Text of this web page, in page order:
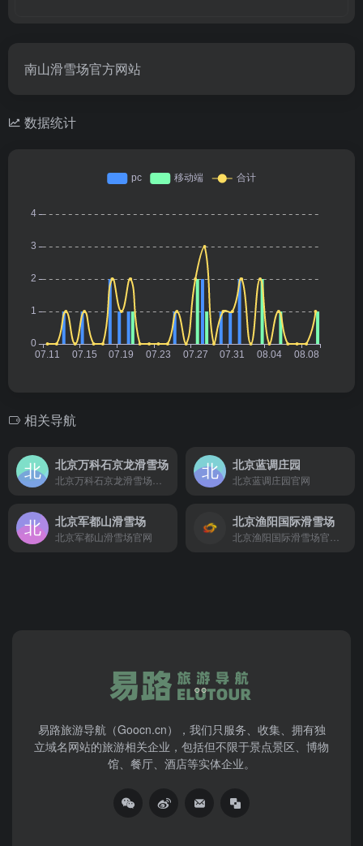
南山滑雪场官方网站
数据统计
相关导航
北京万科石京龙滑雪场 北京蓝调庄园
北京蓝调庄园官网
北京军都山滑雪场
北京军都山滑雪场官网
北京渔阳国际滑雪场
易路旅游导航（Goocn.cn），我们只服务、收集、拥有独
立域名网站的旅游相关企业，包括但不限于景点景区、博物
馆、餐厅、酒店等实体企业。